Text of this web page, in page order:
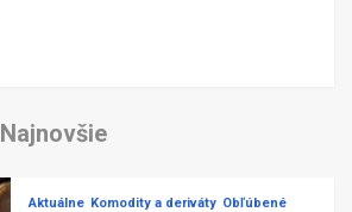
Najnovšie
Aktuálne Komodity a deriváty Obľúbené